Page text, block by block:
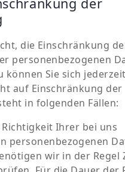
die Einschränkung
personenbezogenen
können Sie sich
auf Einschränkung der
in folgenden Fällen:
Richtigkeit Ihrer bei uns
personenbezogenen
wir in der Regel